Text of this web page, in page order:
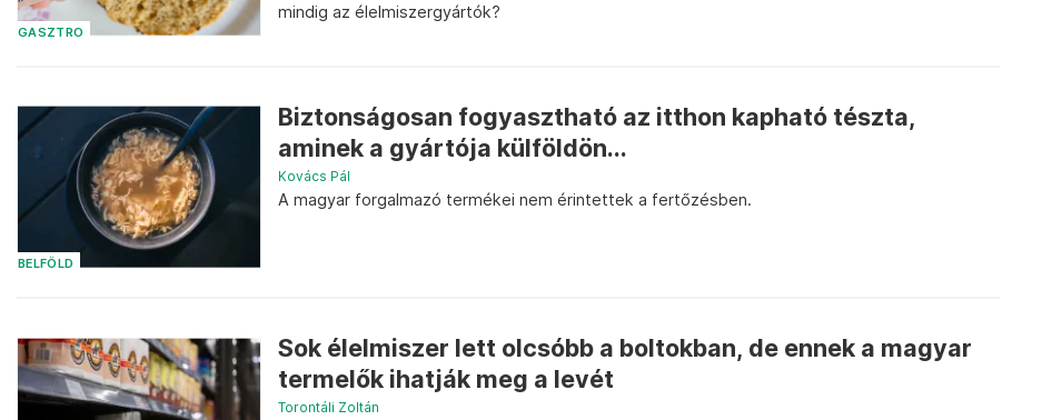
GASZTRO
mindig az élelmiszergyártók?
BELFÖLD
Biztonságosan fogyasztható az itthon kapható tészta,
aminek a gyártója külföldön...
Kovács Pál
A magyar forgalmazó termékei nem érintettek a fertőzésben.
Sok élelmiszer lett olcsóbb a boltokban, de ennek a magyar
termelők ihatják meg a levét
Torontáli Zoltán